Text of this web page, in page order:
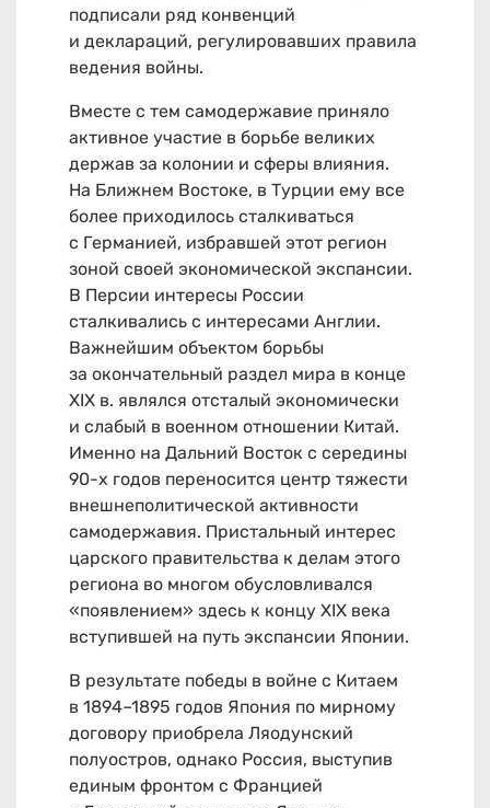
подписали ряд конвенций
и деклараций, регулировавших правила
ведения войны.
Вместе с тем самодержавие приняло
активное участие в борьбе великих
держав за колонии и сферы влияния.
На Ближнем Востоке, в Турции ему все
более приходилось сталкиваться
с Германией, избравшей этот регион
зоной своей экономической экспансии.
В Персии интересы России
сталкивались с интересами Англии.
Важнейшим объектом борьбы
за окончательный раздел мира в конце
XIX в. являлся отсталый экономически
и слабый в военном отношении Китай.
Именно на Дальний Восток с середины
90-х годов переносится центр тяжести
внешнеполитической активности
самодержавия. Пристальный интерес
царского правительства к делам этого
региона во многом обусловливался
«появлением» здесь к концу XIX века
вступившей на путь экспансии Японии.
В результате победы в войне с Китаем
в 1894–1895 годов Япония по мирному
договору приобрела Ляодунский
полуостров, однако Россия, выступив
единым фронтом с Францией